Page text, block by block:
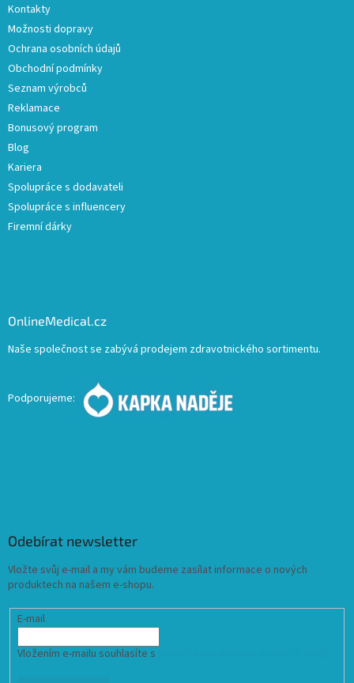
Kontakty
Možnosti dopravy
Ochrana osobních údajů
Obchodní podmínky
Seznam výrobců
Reklamace
Bonusový program
Blog
Kariera
Spolupráce s dodavateli
Spolupráce s influencery
Firemní dárky
OnlineMedical.cz
Naše společnost se zabývá prodejem zdravotnického sortimentu.
Podporujeme:
Odebírat newsletter
Vložte svůj e-mail a my vám budeme zasílat informace o nových
produktech na našem e-shopu.
E-mail
Vložením e-mailu souhlasíte s